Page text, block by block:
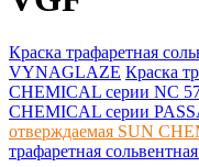
Краска трафаретная
VYNAGLAZE Краска
CHEMICAL серии NC
CHEMICAL серии
отверждаемая SUN
трафаретная